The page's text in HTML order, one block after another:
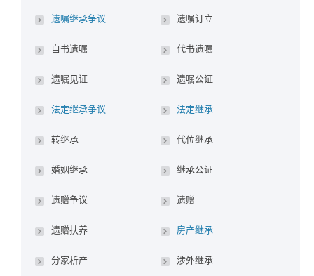
遗嘱继承争议 遗嘱订立
自书遗嘱 代书遗嘱
遗嘱见证 遗嘱公证
法定继承争议 法定继承
转继承 代位继承
婚姻继承 继承公证
遗赠争议 遗赠
遗赠扶养 房产继承
分家析产 涉外继承